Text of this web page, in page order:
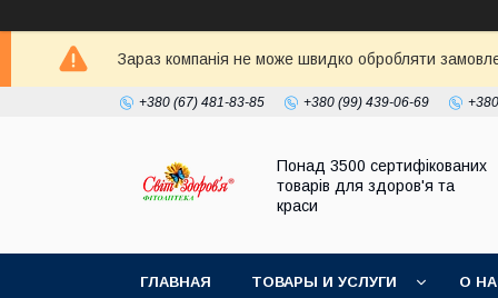
Зараз компанія не може швидко обробляти
+380 (67) 481-83-85 +380 (99) 439-06-69
Понад 3500 сертифікованих
товарів для здоров'я та
краси
ГЛАВНАЯ ТОВАРЫ И УСЛУГИ О